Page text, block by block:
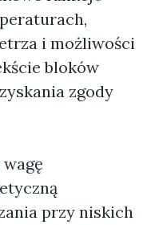
i możliwości
bloków
zgody
przy niskich